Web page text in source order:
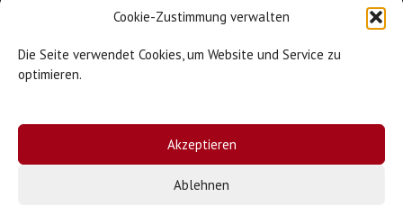
Cookie-Zustimmung verwalten
Die Seite verwendet Cookies, um Website und Service zu
optimieren.
Akzeptieren
Ablehnen
Sniffing Dog